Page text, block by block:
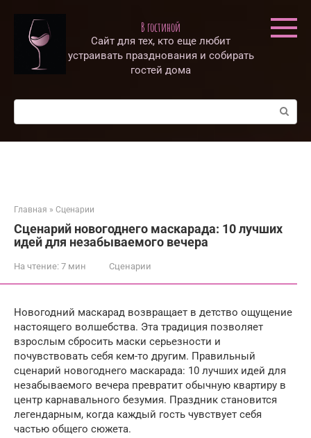
контенту
В гостиной
Сайт для тех, кто еще любит
устраивать празднования и собирать
гостей дома
Поиск:
Главная » Сценарии
Сценарий новогоднего маскарада: 10 лучших
идей для незабываемого вечера
На чтение: 7 мин Сценарии
Новогодний маскарад возвращает в детство ощущение
настоящего волшебства. Эта традиция позволяет
взрослым сбросить маски серьезности и
почувствовать себя кем-то другим. Правильный
сценарий новогоднего маскарада: 10 лучших идей для
незабываемого вечера превратит обычную квартиру в
центр карнавального безумия. Праздник становится
легендарным, когда каждый гость чувствует себя
частью общего сюжета.